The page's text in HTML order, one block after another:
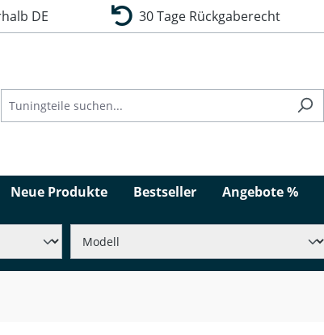
DE 30 Tage Rückgaberecht
Neue Produkte Bestseller Angebote %